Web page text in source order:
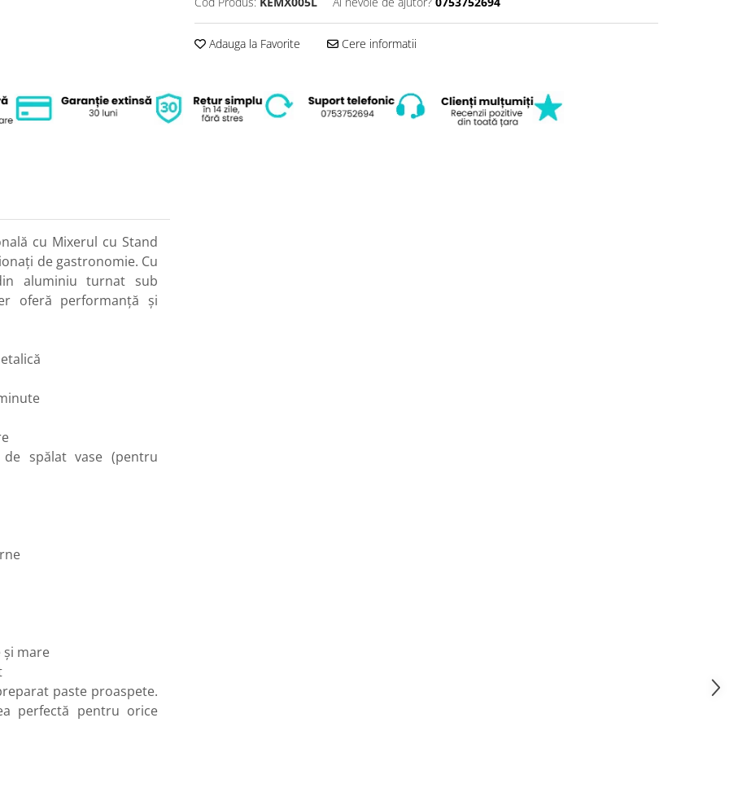
Adauga la Favorite Cere informatii
cu Mixerul cu Stand
de gastronomie. Cu
aluminiu turnat sub
oferă performanță și
spălat vase (pentru
și mare
paste proaspete.
perfectă pentru orice